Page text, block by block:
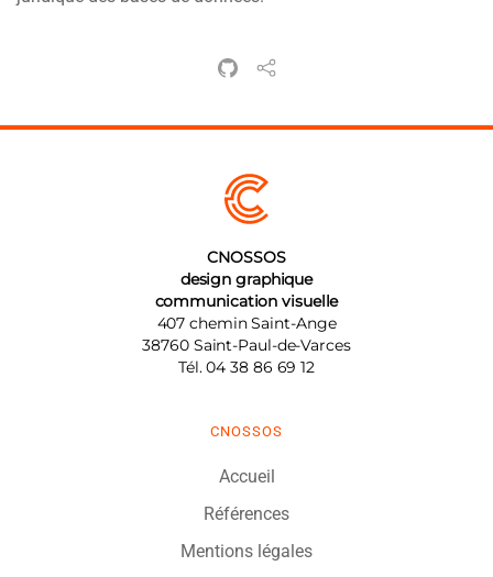
CNOSSOS
design graphique
communication visuelle
407 chemin Saint-Ange
38760 Saint-Paul-de-Varces
Tél.04 38 86 69 12
CNOSSOS
Accueil
Références
Mentions légales